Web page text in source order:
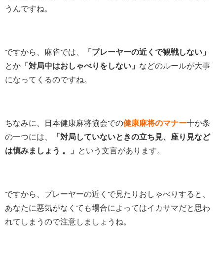
うんですね。
ですから、麻雀では、
「プレーヤーの近くで観戦しない」
とか 「対局中はおしゃべりをしない」 などのルールが大事
になってくるのですね。
ちなみに、日本健康麻将協会での健康麻将のマナー十か条
の一つには、
「対局していないときの立ち見、座り見など
は慎みましょう 。」
という文言があります。
ですから、プレーヤーの近くで見たりおしゃべりすると、
あなたに悪気がなくても場合によってはイカサマだと思わ
れてしまうので注意しましょうね。